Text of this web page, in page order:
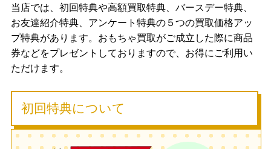
当店では、初回特典や高額買取特典、バースデー特典、
お友達紹介特典、アンケート特典の５つの買取価格アッ
プ特典があります。おもちゃ買取がご成立した際に商品
券などをプレゼントしておりますので、お得にご利用い
ただけます。
初回特典について